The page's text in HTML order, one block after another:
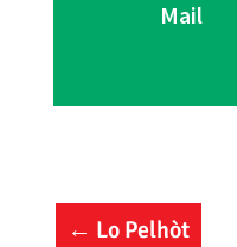
Mail
← Lo Pelhòt